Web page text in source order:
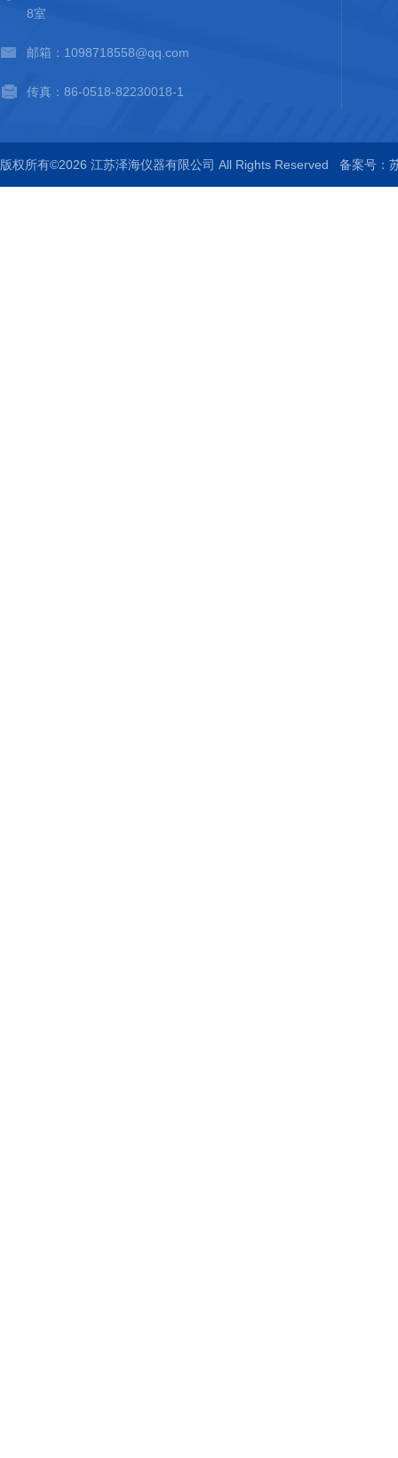
8室
邮箱：1098718558@qq.com
传真：86-0518-82230018-1
版权所有©2026 江苏泽海仪器有限公司 All Rights Reserved 备案号：